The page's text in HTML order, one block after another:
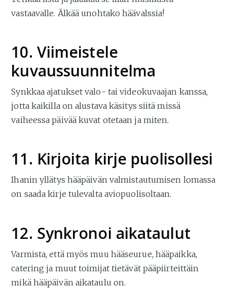
vastaavalle. Älkää unohtako häävalssia!
10. Viimeistele
kuvaussuunnitelma
Synkkaa ajatukset valo- tai videokuvaajan kanssa,
jotta kaikilla on alustava käsitys siitä missä
vaiheessa päivää kuvat otetaan ja miten.
11. Kirjoita kirje puolisollesi
Ihanin yllätys hääpäivän valmistautumisen lomassa
on saada kirje tulevalta aviopuolisoltaan.
12. Synkronoi aikataulut
Varmista, että myös muu hääseurue, hääpaikka,
catering ja muut toimijat tietävät pääpiirteittäin
mikä hääpäivän aikataulu on.